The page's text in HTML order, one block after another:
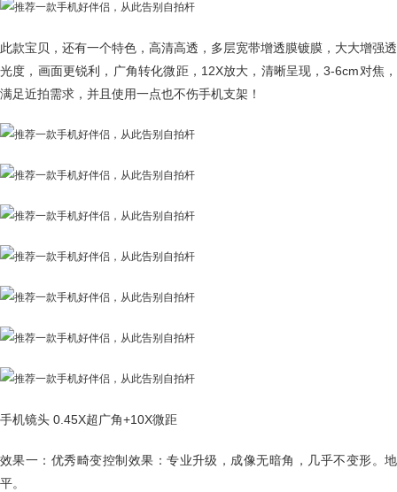
此款宝贝，还有一个特色，高清高透，多层宽带增透膜镀膜，大大增强透
光度，画面更锐利，广角转化微距，12X放大，清晰呈现，3-6cm对焦，
满足近拍需求，并且使用一点也不伤手机支架！
手机镜头 0.45X超广角+10X微距
效果一：优秀畸变控制效果：专业升级，成像无暗角，几乎不变形。地
平。